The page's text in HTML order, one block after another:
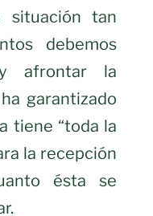
situación tan
debemos
afrontar la
garantizado
tiene “toda la
la recepción
ésta se